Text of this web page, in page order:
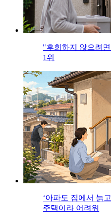
"후회하지 않으려
1위
‘아파도 집에서 늙
주택이라 어려워